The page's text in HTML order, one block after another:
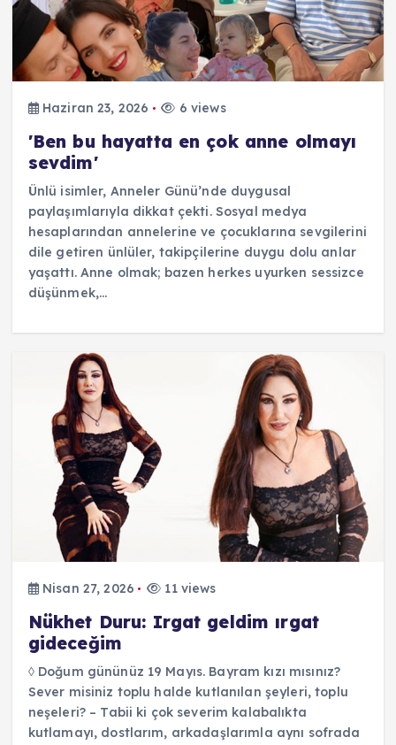
Haziran 23, 2026 6 views
'Ben bu hayatta en çok anne olmayı
sevdim'
Ünlü isimler, Anneler Günü’nde duygusal
paylaşımlarıyla dikkat çekti. Sosyal medya
hesaplarından annelerine ve çocuklarına sevgilerini
dile getiren ünlüler, takipçilerine duygu dolu anlar
yaşattı. Anne olmak; bazen herkes uyurken sessizce
düşünmek,…
Nisan 27, 2026 11 views
Nükhet Duru: Irgat geldim ırgat
gideceğim
◊ Doğum gününüz 19 Mayıs. Bayram kızı mısınız?
Sever misiniz toplu halde kutlanılan şeyleri, toplu
neşeleri? – Tabii ki çok severim kalabalıkta
kutlamayı, dostlarım, arkadaşlarımla aynı sofrada